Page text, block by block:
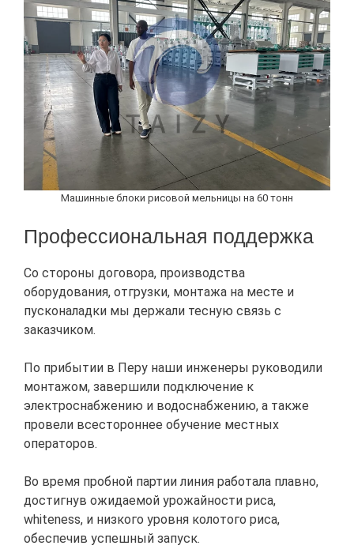
Машинные блоки рисовой мельницы на 60 тонн
Профессиональная поддержка
Со стороны договора, производства
оборудования, отгрузки, монтажа на месте и
пусконаладки мы держали тесную связь с
заказчиком.
По прибытии в Перу наши инженеры руководили
монтажом, завершили подключение к
электроснабжению и водоснабжению, а также
провели всестороннее обучение местных
операторов.
Во время пробной партии линия работала плавно,
достигнув ожидаемой урожайности риса,
whiteness, и низкого уровня колотого риса,
обеспечив успешный запуск.